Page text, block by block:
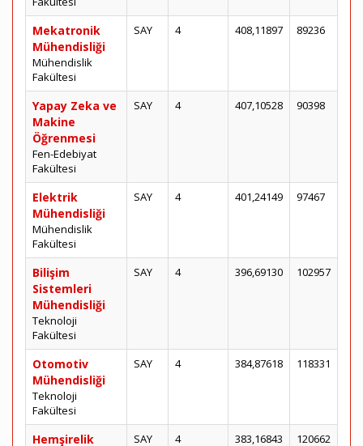
Mekatronik
Mühendisliği
Mühendislik
Fakültesi
SAY 4 408,11897 89236
Yapay Zeka ve
Makine
Öğrenmesi
Fen-Edebiyat
Fakültesi
SAY 4 407,10528 90398
Elektrik
Mühendisliği
Mühendislik
Fakültesi
SAY 4 401,24149 97467
Bilişim
Sistemleri
Mühendisliği
Teknoloji
Fakültesi
SAY 4 396,69130 102957
Otomotiv
Mühendisliği
Teknoloji
Fakültesi
SAY 4 384,87618 118331
Hemşirelik SAY 4 383,16843 120662